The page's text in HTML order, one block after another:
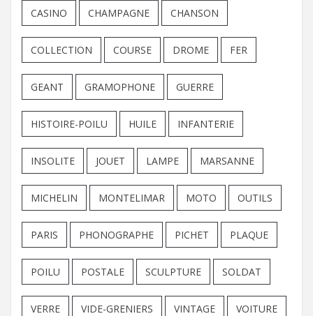
CASINO CHAMPAGNE CHANSON
COLLECTION COURSE DROME FER
GEANT GRAMOPHONE GUERRE
HISTOIRE-POILU HUILE INFANTERIE
INSOLITE JOUET LAMPE MARSANNE
MICHELIN MONTELIMAR MOTO OUTILS
PARIS PHONOGRAPHE PICHET PLAQUE
POILU POSTALE SCULPTURE SOLDAT
VERRE VIDE-GRENIERS VINTAGE VOITURE